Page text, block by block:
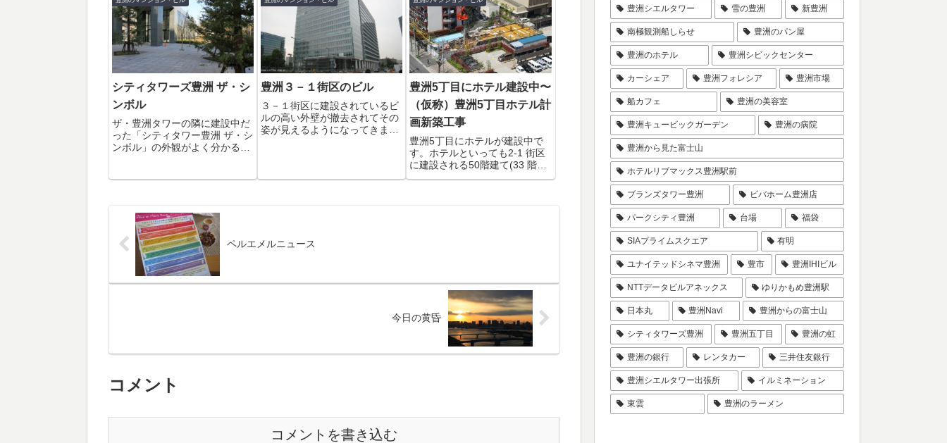
裏面を確認に行きました。トナ
カイの左面は・・・白いクリス
マスツリーでした！こんなアー
トをユニシス...
０オープン）と「個室 豊洲ダイ
ニング 梟 FUKUROU」（１０/
２６オープン）。この...
シティタワーズ豊洲 ザ・シ
ンボル
ザ・豊洲タワーの隣に建設中だ
った「シティタワー豊洲 ザ・シ
ンボル」の外観がよく分かるよ
22年03月)完成予定となってい
いん...
豊洲３－１街区のビル
３－１街区に建設されているビ
ルの高い外壁が撤去されてその
姿が見えるようになってきまし
ました。こちらには、確かマル
豊洲5丁目にホテル建設中〜
（仮称）豊洲5丁目ホテル計
画新築工事
豊洲5丁目にホテルが建設中で
す。ホテルといっても2‐1 街区
に建設される50階建て(33 階〜
36 階がホテルになる予定)では
ペルエメルニュース
今日の黄昏
コメント
コメントを書き込む
豊洲シエルタワー 雪の豊洲 新豊洲
南極観測船しらせ 豊洲のパン屋
豊洲のホテル 豊洲シビックセンター
カーシェア 豊洲フォレシア 豊洲市場
船カフェ 豊洲の美容室
豊洲キュービックガーデン 豊洲の病院
豊洲から見た富士山
ホテルリブマックス豊洲駅前
ブランズタワー豊洲 ビバホーム豊洲店
パークシティ豊洲 台場 福袋
SIAプライムスクエア 有明
ユナイテッドシネマ豊洲 豊市 豊洲IHIビル
NTTデータビルアネックス ゆりかもめ豊洲駅
日本丸 豊洲Navi 豊洲からの富士山
シティタワーズ豊洲 豊洲五丁目 豊洲の虹
豊洲の銀行 レンタカー 三井住友銀行
豊洲シエルタワー出張所 イルミネーション
東雲 豊洲のラーメン